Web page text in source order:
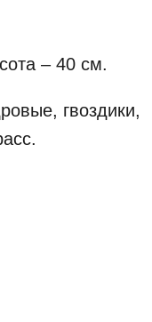
– 40 см.
гвоздики,